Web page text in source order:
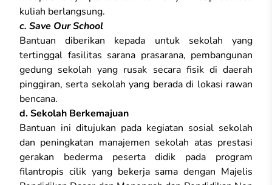
kuliah berlangsung.
c. Save Our School
Bantuan diberikan kepada untuk sekolah yang
tertinggal fasilitas sarana prasarana, pembangunan
gedung sekolah yang rusak secara fisik di daerah
pinggiran, serta sekolah yang berada di lokasi rawan
bencana.
d. Sekolah Berkemajuan
Bantuan ini ditujukan pada kegiatan sosial sekolah
dan peningkatan manajemen sekolah atas prestasi
gerakan bederma peserta didik pada program
filantropis cilik yang bekerja sama dengan Majelis